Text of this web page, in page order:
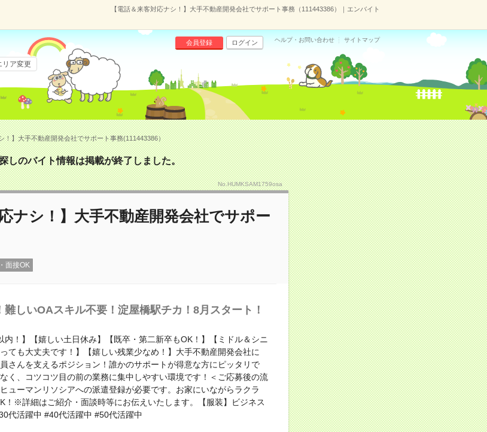
【電話＆来客対応ナシ！】大手不動産開発会社でサポート事務（111443386）｜エンバイト
会員登録 ログイン ヘルプ・お問い合わせ サイトマップ
リア変更
！】大手不動産開発会社でサポート事務(111443386）
しのバイト情報は掲載が終了しました。
No.HUMKSAM1759osa
ナシ！】大手不動産開発会社でサポー
面接OK
難しいOAスキル不要！淀屋橋駅チカ！8月スタート！
内！】【嬉しい土日休み】【既卒・第二新卒もOK！】【ミドル＆シニ
ても大丈夫です！】【嬉しい残業少なめ！】大手不動産開発会社に
さんを支えるポジション！誰かのサポートが得意な方にピッタリで
く、コツコツ目の前の業務に集中しやすい環境です！＜ご応募後の流
ューマンリソシアへの派遣登録が必要です。お家にいながらラクラ
！※詳細はご紹介・面談時等にお伝えいたします。【服装】ビジネス
代活躍中 #40代活躍中 #50代活躍中